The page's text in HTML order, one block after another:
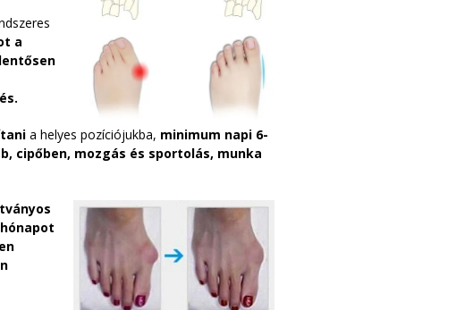
a
a helyes pozíciójukba, minimum napi 6-
cipőben, mozgás és sportolás, munka